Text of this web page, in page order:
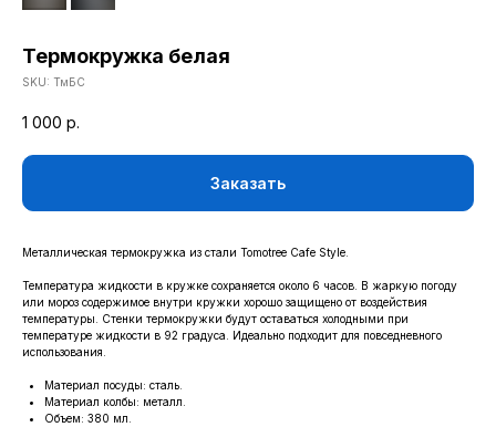
Термокружка белая
SKU: ТмБС
1 000 р.
Заказать
Металлическая термокружка из стали Tomotree Cafe Style.
Температура жидкости в кружке сохраняется около 6 часов. В жаркую погоду
или мороз содержимое внутри кружки хорошо защищено от воздействия
температуры. Стенки термокружки будут оставаться холодными при
температуре жидкости в 92 градуса. Идеально подходит для повседневного
использования.
Материал посуды: сталь.
Материал колбы: металл.
Объем: 380 мл.
КАТАЛОГ
КОНТАКТЫ
ОДЕЖДА
ДЕТСКАЯ КОЛЛЕКЦИЯ
ВОЗВРАТ
АТРИБУТИКА
ОПЛАТА